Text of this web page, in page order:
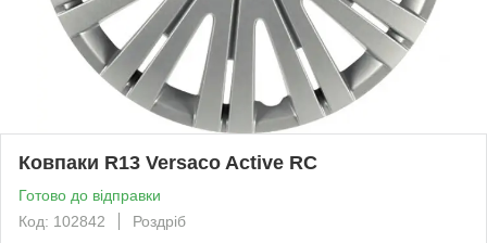
Ковпаки R13 Versaco Active RС
Готово до відправки
Код: 102842
Роздріб